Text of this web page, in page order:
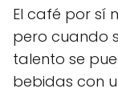
El café por sí
pero cuando
talento se
bebidas con